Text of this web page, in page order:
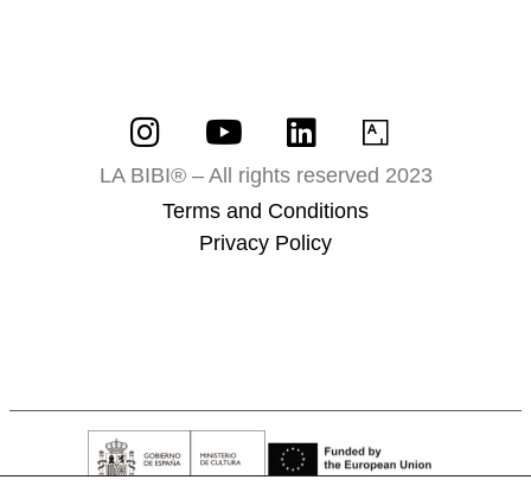
LA BIBI® – All rights reserved 2023
Terms and Conditions
Privacy Policy